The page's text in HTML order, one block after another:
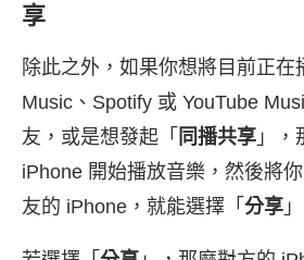
享
除此之外，如果你想將目前正在
Music、Spotify 或 YouTube
友，或是想發起「 同播共享 」，
iPhone 開始播放音樂，然後將
友的 iPhone，就能選擇「 分享